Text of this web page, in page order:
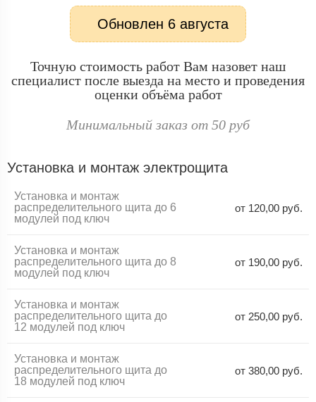
Обновлен 6 августа
Точную стоимость работ Вам назовет наш
специалист после выезда на место и проведения
оценки объёма работ
Минимальный заказ от 50 руб
Установка и монтаж электрощита
Установка и монтаж
распределительного щита до 6
модулей под ключ
от 120,00 руб.
Установка и монтаж
распределительного щита до 8
модулей под ключ
от 190,00 руб.
Установка и монтаж
распределительного щита до
12 модулей под ключ
от 250,00 руб.
Установка и монтаж
распределительного щита до
18 модулей под ключ
от 380,00 руб.